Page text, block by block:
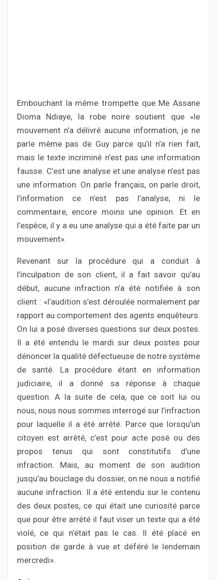
Embouchant la même trompette que Me Assane
Dioma Ndiaye, la robe noire soutient que «le
mouvement n’a délivré aucune information, je ne
parle même pas de Guy parce qu’il n’a rien fait,
mais le texte incriminé n’est pas une information
fausse. C’est une analyse et une analyse n’est pas
une information. On parle français, on parle droit,
l’information ce n’est pas l’analyse, ni le
commentaire, encore moins une opinion. Et en
l’espèce, il y a eu une analyse qui a été faite par un
mouvement».
Revenant sur la procédure qui a conduit à
l’inculpation de son client, il a fait savoir qu’au
début, aucune infraction n’a été notifiée à son
client : «l’audition s’est déroulée normalement par
rapport au comportement des agents enquêteurs.
On lui a posé diverses questions sur deux postes.
Il a été entendu le mardi sur deux postes pour
dénoncer la qualité défectueuse de notre système
de santé. La procédure étant en information
judiciaire, il a donné sa réponse à chaque
question. A la suite de cela, que ce soit lui ou
nous, nous nous sommes interrogé sur l’infraction
pour laquelle il a été arrêté. Parce que lorsqu’un
citoyen est arrêté, c’est pour acte posé ou des
propos tenus qui sont constitutifs d’une
infraction. Mais, au moment de son audition
jusqu’au bouclage du dossier, on ne nous a notifié
aucune infraction. Il a été entendu sur le contenu
des deux postes, ce qui était une curiosité parce
que pour être arrêté il faut viser un texte qui a été
violé, ce qui n’était pas le cas. Il été placé en
position de garde à vue et déféré le lendemain
mercredi».